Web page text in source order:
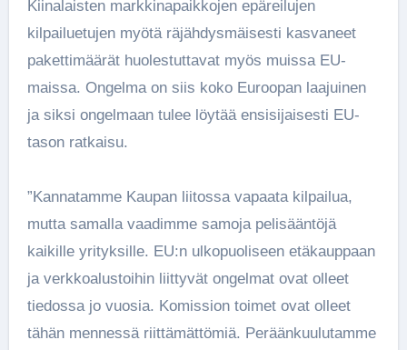
Kiinalaisten markkinapaikkojen epäreilujen
kilpailuetujen myötä räjähdysmäisesti kasvaneet
pakettimäärät huolestuttavat myös muissa EU-
maissa. Ongelma on siis koko Euroopan laajuinen
ja siksi ongelmaan tulee löytää ensisijaisesti EU-
tason ratkaisu.
”Kannatamme Kaupan liitossa vapaata kilpailua,
mutta samalla vaadimme samoja pelisääntöjä
kaikille yrityksille. EU:n ulkopuoliseen etäkauppaan
ja verkkoalustoihin liittyvät ongelmat ovat olleet
tiedossa jo vuosia. Komission toimet ovat olleet
tähän mennessä riittämättömiä. Peräänkuulutamme